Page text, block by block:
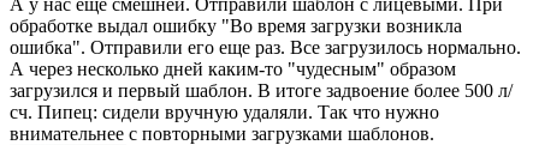
обработке выдал ошибку "Во время загрузки возникла
ошибка". Отправили его еще раз. Все загрузилось нормально.
А через несколько дней каким-то "чудесным" образом
загрузился и первый шаблон. В итоге задвоение более 500 л/
сч. Пипец: сидели вручную удаляли. Так что нужно
внимательнее с повторными загрузками шаблонов.